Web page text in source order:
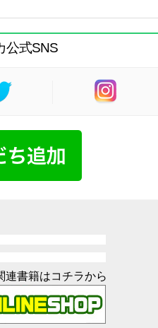
公式SNS
連書籍はコチラから